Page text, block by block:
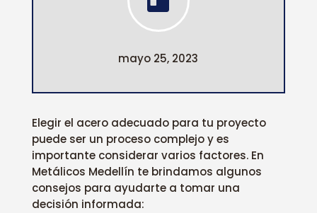
mayo 25, 2023
Elegir el acero adecuado para tu proyecto
puede ser un proceso complejo y es
importante considerar varios factores. En
Metálicos Medellín te brindamos algunos
consejos para ayudarte a tomar una
decisión informada: